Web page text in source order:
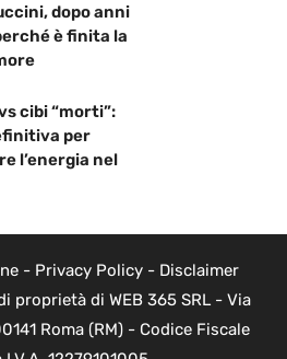
dopo anni
è finita la
cibi “morti”:
per
l’energia nel
- Privacy Policy- Disclaimer
di WEB 365 SRL - Via
Roma (RM) - Codice Fiscale